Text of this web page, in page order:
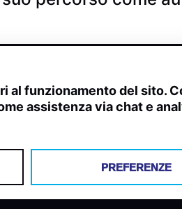
web e rilevamenti radio.
al funzionamento del sito.
assistenza via chat e
PREFERENZE